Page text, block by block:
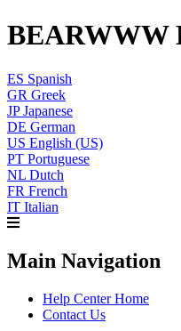
BEARWWW
ES Spanish
GR Greek
JP Japanese
DE German
US English (US)
PT Portuguese
NL Dutch
FR French
IT Italian
Main Navigation
Help Center Home
Contact Us